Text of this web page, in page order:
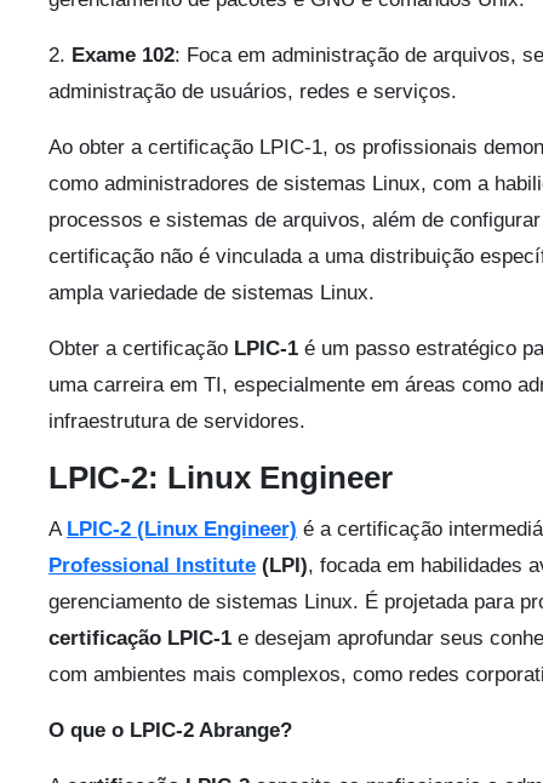
2. Exame 102: Foca em administração de arquivos,
administração de usuários, redes e serviços.
Ao obter a certificação LPIC-1, os profissionais
como administradores de sistemas Linux, com a
processos e sistemas de arquivos, além de
certificação não é vinculada a uma distribuição
ampla variedade de sistemas Linux.
Obter a certificação LPIC-1 é um passo estratégico
uma carreira em TI, especialmente em áreas como
infraestrutura de servidores.
LPIC-2: Linux Engineer
A LPIC-2 (Linux Engineer) é a certificação
Professional Institute (LPI), focada em habilidades
gerenciamento de sistemas Linux. É projetada para
certificação LPIC-1 e desejam aprofundar seus
com ambientes mais complexos, como redes
O que o LPIC-2 Abrange?